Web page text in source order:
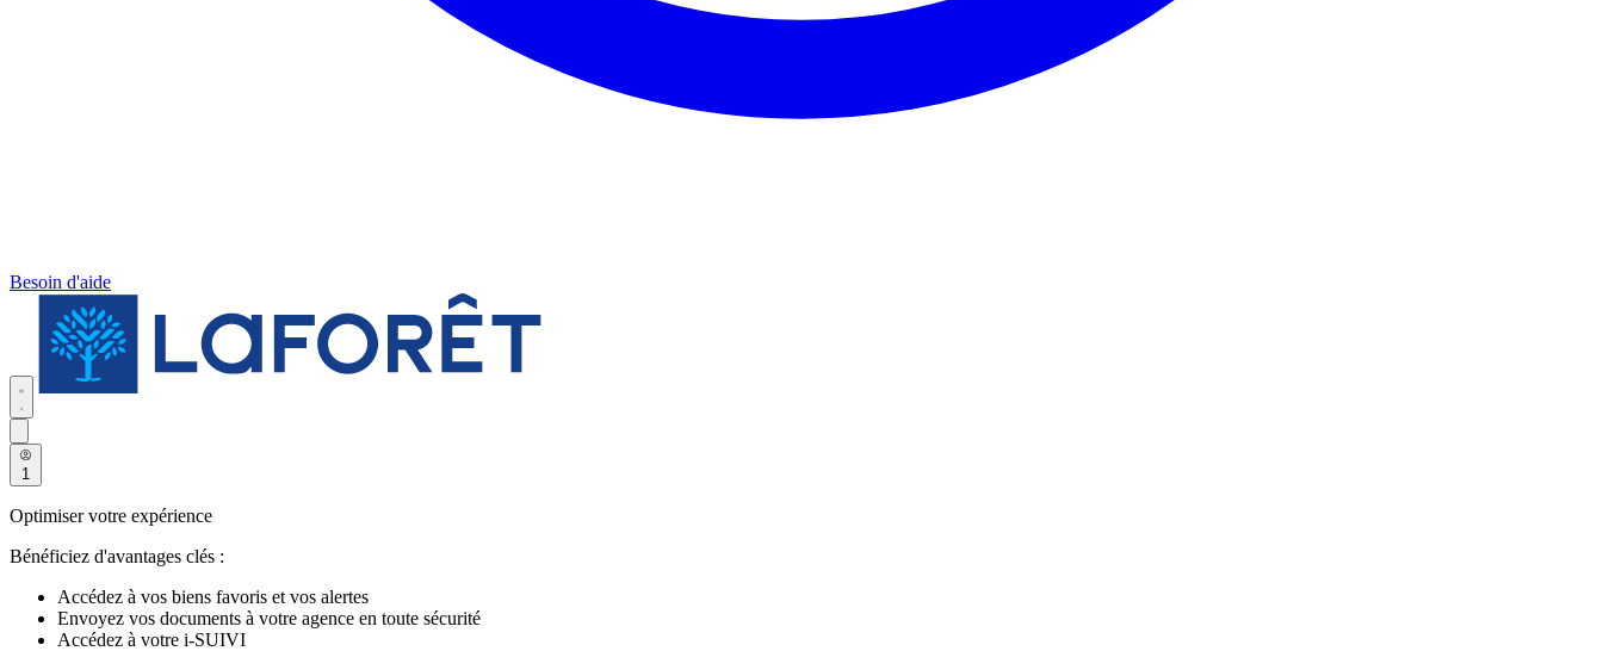
Besoin d'aide
1
Optimiser votre expérience
Bénéficiez d'avantages clés :
Accédez à vos biens favoris et vos alertes
Envoyez vos documents à votre agence en toute sécurité
Accédez à votre i-SUIVI